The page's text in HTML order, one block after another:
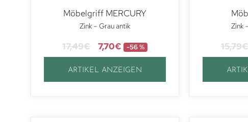
Möbelgriff MERCURY
Zink – Grau antik
17,49€ 7,70€ -56 %
ARTIKEL ANZEIGEN
Zink
15,79€